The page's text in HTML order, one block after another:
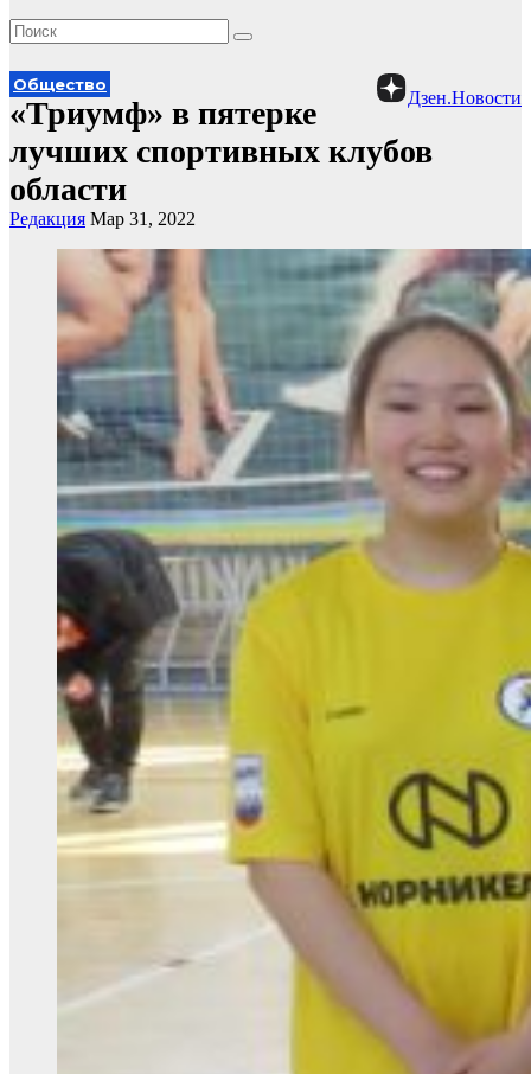
Дзен.Новости
Общество
«Триумф» в пятерке
лучших спортивных клубов
области
Редакция Мар 31, 2022